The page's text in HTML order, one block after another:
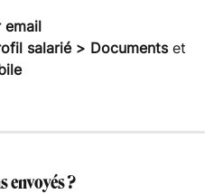
email
salarié > Documents et
envoyés ?